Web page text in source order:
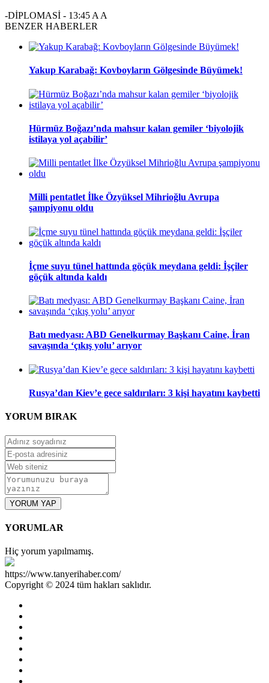
-DİPLOMASİ - 13:45 A A
BENZER HABERLER
Yakup Karabağ: Kovboyların Gölgesinde Büyümek!
Hürmüz Boğazı’nda mahsur kalan gemiler ‘biyolojik
istilaya yol açabilir’
Milli pentatlet İlke Özyüksel Mihrioğlu Avrupa
şampiyonu oldu
İçme suyu tünel hattında göçük meydana geldi: İşçiler
göçük altında kaldı
Batı medyası: ABD Genelkurmay Başkanı Caine, İran
savaşında ‘çıkış yolu’ arıyor
Rusya’dan Kiev’e gece saldırıları: 3 kişi hayatını kaybetti
YORUM BIRAK
YORUM YAP
YORUMLAR
Hiç yorum yapılmamış.
https://www.tanyerihaber.com/
Copyright © 2024 tüm hakları saklıdır.